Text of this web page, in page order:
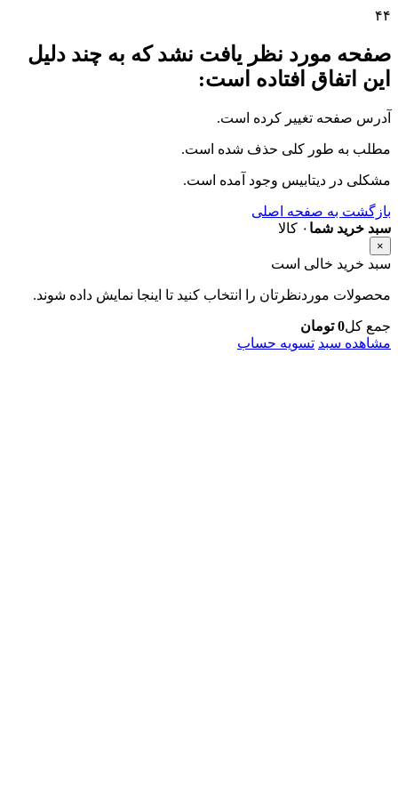
۴۴
صفحه مورد نظر یافت نشد که به چند دلیل
این اتفاق افتاده است:
آدرس صفحه تغییر کرده است.
مطلب به طور کلی حذف شده است.
مشکلی در دیتابیس وجود آمده است.
بازگشت به صفحه اصلی
سبد خرید شما ۰ کالا
×
سبد خرید خالی است
محصولات موردنظرتان را انتخاب کنید تا اینجا نمایش داده شوند.
جمع کل0 تومان
مشاهده سبد تسویه حساب